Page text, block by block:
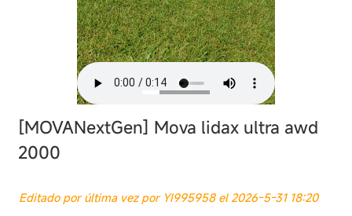
[MOVANextGen] Mova lidax ultra awd
2000
Editado por última vez por YI995958 el 2026-5-31 18:20